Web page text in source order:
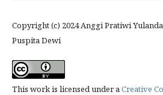
Copyright (c) 2024 Anggi Pratiwi
Puspita Dewi
This work is licensed under aCreative